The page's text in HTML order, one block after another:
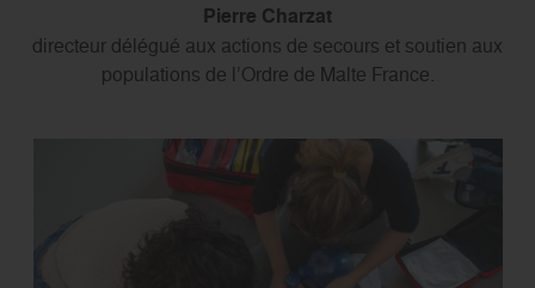
Pierre Charzat
directeur délégué aux actions de secours et soutien aux
populations de l’Ordre de Malte France.